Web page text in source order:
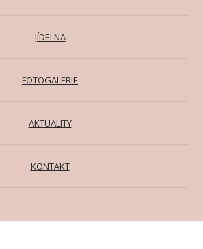
JÍDELNA
FOTOGALERIE
AKTUALITY
KONTAKT